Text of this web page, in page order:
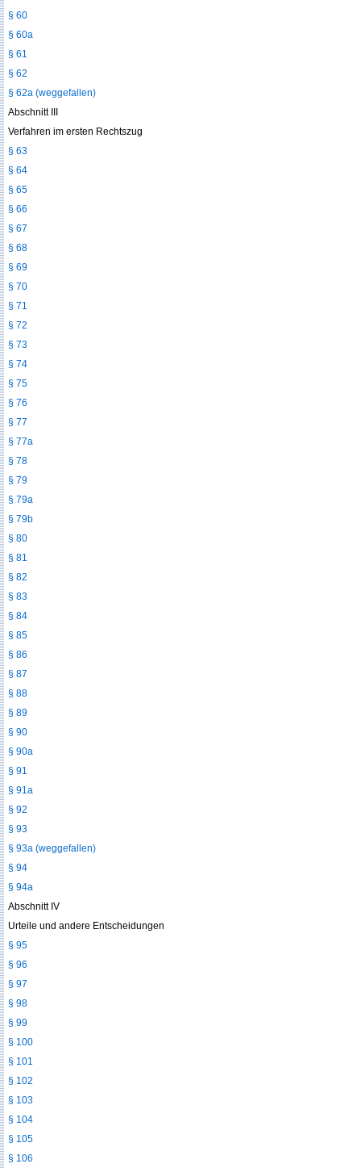
§ 60
§ 60a
§ 61
§ 62
§ 62a (weggefallen)
Abschnitt III
Verfahren im ersten Rechtszug
§ 63
§ 64
§ 65
§ 66
§ 67
§ 68
§ 69
§ 70
§ 71
§ 72
§ 73
§ 74
§ 75
§ 76
§ 77
§ 77a
§ 78
§ 79
§ 79a
§ 79b
§ 80
§ 81
§ 82
§ 83
§ 84
§ 85
§ 86
§ 87
§ 88
§ 89
§ 90
§ 90a
§ 91
§ 91a
§ 92
§ 93
§ 93a (weggefallen)
§ 94
§ 94a
Abschnitt IV
Urteile und andere Entscheidungen
§ 95
§ 96
§ 97
§ 98
§ 99
§ 100
§ 101
§ 102
§ 103
§ 104
§ 105
§ 106